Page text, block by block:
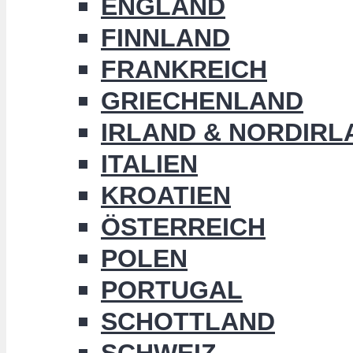
ENGLAND
FINNLAND
FRANKREICH
GRIECHENLAND
IRLAND &
ITALIEN
KROATIEN
ÖSTERREICH
POLEN
PORTUGAL
SCHOTTLAND